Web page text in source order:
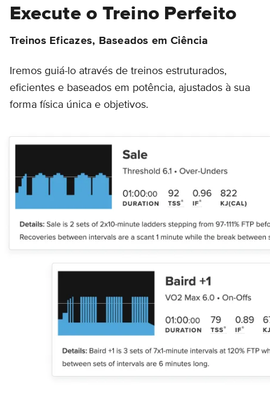
Execute o Treino Perfeito
Treinos Eficazes, Baseados em Ciência
Iremos guiá-lo através de treinos estruturados,
eficientes e baseados em potência, ajustados à sua
forma física única e objetivos.